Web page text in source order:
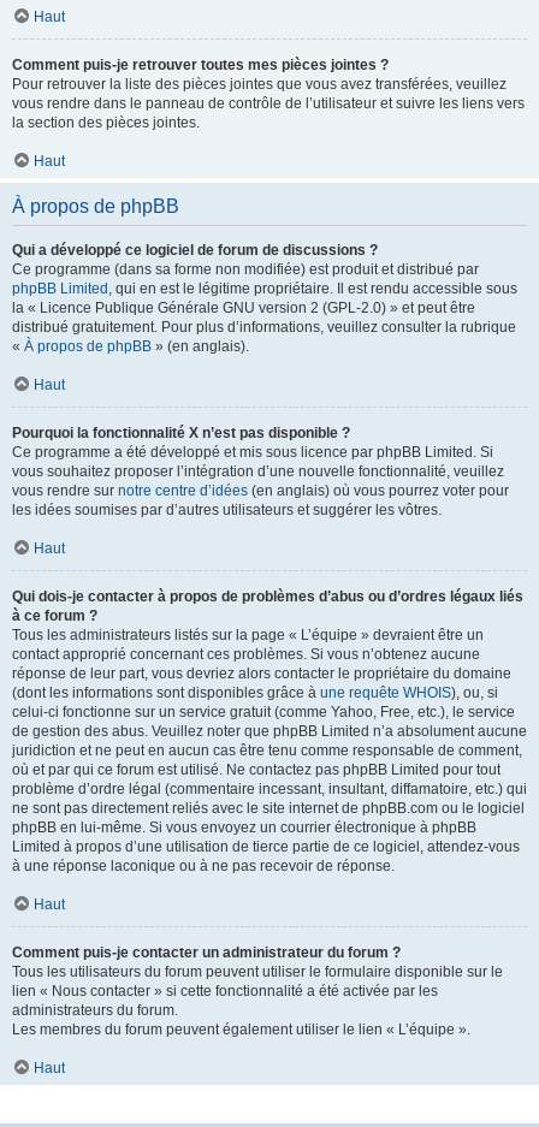
Haut
Comment puis-je retrouver toutes mes pièces jointes ?
Pour retrouver la liste des pièces jointes que vous avez transférées, veuillez
vous rendre dans le panneau de contrôle de l’utilisateur et suivre les liens vers
la section des pièces jointes.
Haut
À propos de phpBB
Qui a développé ce logiciel de forum de discussions ?
Ce programme (dans sa forme non modifiée) est produit et distribué par
phpBB Limited , qui en est le légitime propriétaire. Il est rendu accessible sous
la « Licence Publique Générale GNU version 2 (GPL-2.0) » et peut être
distribué gratuitement. Pour plus d’informations, veuillez consulter la rubrique
« À propos de phpBB » (en anglais).
Haut
Pourquoi la fonctionnalité X n’est pas disponible ?
Ce programme a été développé et mis sous licence par phpBB Limited. Si
vous souhaitez proposer l’intégration d’une nouvelle fonctionnalité, veuillez
vous rendre sur notre centre d’idées (en anglais) où vous pourrez voter pour
les idées soumises par d’autres utilisateurs et suggérer les vôtres.
Haut
Qui dois-je contacter à propos de problèmes d’abus ou d’ordres légaux liés
à ce forum ?
Tous les administrateurs listés sur la page « L’équipe » devraient être un
contact approprié concernant ces problèmes. Si vous n’obtenez aucune
réponse de leur part, vous devriez alors contacter le propriétaire du domaine
(dont les informations sont disponibles grâce à une requête WHOIS), ou, si
celui-ci fonctionne sur un service gratuit (comme Yahoo, Free, etc.), le service
de gestion des abus. Veuillez noter que phpBB Limited n’a absolument aucune
juridiction et ne peut en aucun cas être tenu comme responsable de comment,
où et par qui ce forum est utilisé. Ne contactez pas phpBB Limited pour tout
problème d’ordre légal (commentaire incessant, insultant, diffamatoire, etc.) qui
ne sont pas directement reliés avec le site internet de phpBB.com ou le logiciel
phpBB en lui-même. Si vous envoyez un courrier électronique à phpBB
Limited à propos d’une utilisation de tierce partie de ce logiciel, attendez-vous
à une réponse laconique ou à ne pas recevoir de réponse.
Haut
Comment puis-je contacter un administrateur du forum ?
Tous les utilisateurs du forum peuvent utiliser le formulaire disponible sur le
lien « Nous contacter » si cette fonctionnalité a été activée par les
administrateurs du forum.
Les membres du forum peuvent également utiliser le lien « L’équipe ».
Haut